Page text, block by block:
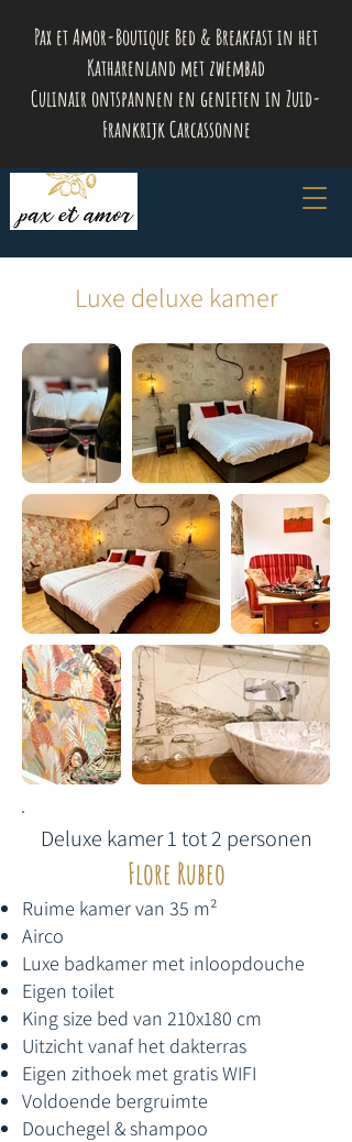
Pax et Amor-Boutique Bed & Breakfast in het
Katharenland met zwembad
Culinair ontspannen en genieten in Zuid-
Frankrijk Carcassonne
Luxe deluxe kamer
Deluxe kamer 1 tot 2 personen​
Flore Rubeo
Ruime kamer van 35 m²
Airco
Luxe badkamer met inloopdouche
Eigen toilet
King size bed van 210x180 cm
Uitzicht vanaf het dakterras
Eigen zithoek met gratis WIFI
Voldoende bergruimte
Douchegel & shampoo